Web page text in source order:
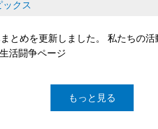
ックス
とめを更新しました。 私たちの
活闘争ページ
もっと見る